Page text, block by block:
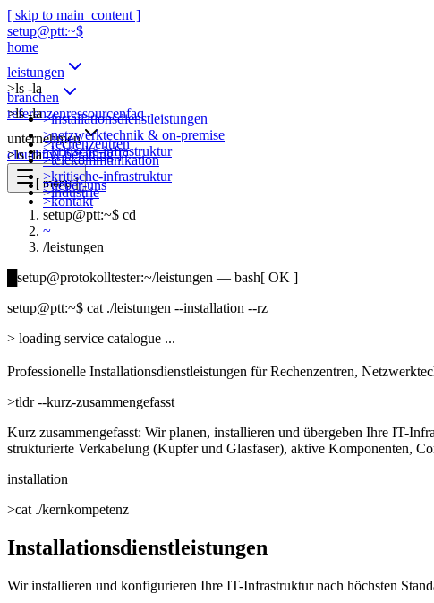
[ skip to main_content ]
setup@ptt:~$
home
leistungen
>ls -la
>installationsdienstleistungen
>netzwerktechnik & on-premise
>kritische-infrastruktur
branchen
>ls -la
>rechenzentren
>telekommunikation
>kritische-infrastruktur
>industrie
referenzenressourcenfaq
unternehmen
>ls -la
>ueber-uns
>kontakt
clouditiv[ beratung ]
[ menu ]
setup@ptt:~$ cd
~
/leistungen
setup@protokolltester:~/leistungen — bash[ OK ]
setup@ptt:~$ cat ./leistungen --installation --rz
> loading service catalogue ...
Professionelle Installationsdienstleistungen für Rechenzentren,
>tldr --kurz-zusammengefasst
Kurz zusammengefasst: Wir planen, installieren und übergeben Ihre IT-
strukturierte Verkabelung (Kupfer und Glasfaser), aktive Komponenten,
installation
>cat ./kernkompetenz
Installationsdienstleistungen
Wir installieren und konfigurieren Ihre IT-Infrastruktur nach höchsten